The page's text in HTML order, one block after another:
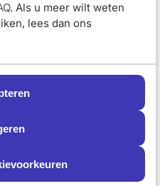
. Als u meer wilt weten
lees dan onsVan 29,95 voor
€29,95€26,95
In winkelmand
Foundation n12 SPF25